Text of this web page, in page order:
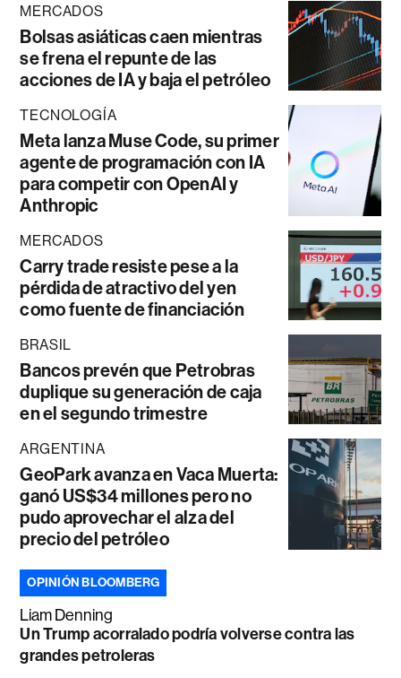
MERCADOS
Bolsas asiáticas caen mientras
se frena el repunte de las
acciones de IA y baja el petróleo
TECNOLOGÍA
Meta lanza Muse Code, su primer
agente de programación con IA
para competir con OpenAI y
Anthropic
MERCADOS
Carry trade resiste pese a la
pérdida de atractivo del yen
como fuente de financiación
BRASIL
Bancos prevén que Petrobras
duplique su generación de caja
en el segundo trimestre
ARGENTINA
GeoPark avanza en Vaca Muerta:
ganó US$34 millones pero no
pudo aprovechar el alza del
precio del petróleo
OPINIÓN BLOOMBERG
Liam Denning
Un Trump acorralado podría volverse contra las
grandes petroleras